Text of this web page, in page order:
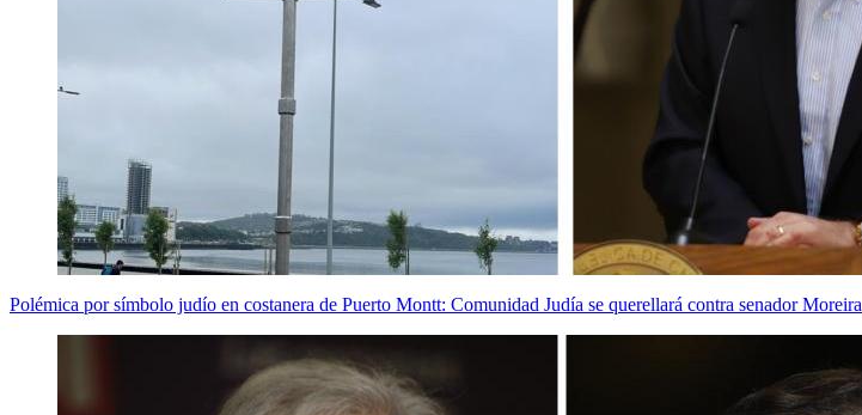
Polémica por símbolo judío en costanera de Puerto Montt: Comunidad Judía se querellará contra senador Moreira